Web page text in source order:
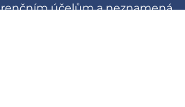
účelům a neznamená